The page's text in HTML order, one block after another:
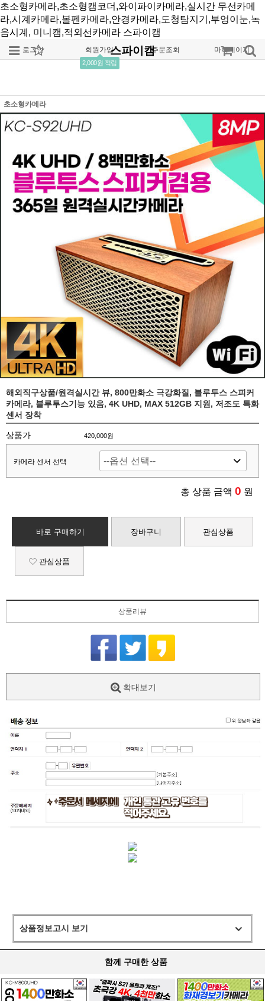
초소형카메라,초소형캠코더,와이파이카메라,실시간 무선카메
라,시계카메라,볼펜카메라,안경카메라,도청탐지기,부엉이눈,녹
음시계, 미니캠,적외선카메라 스파이캠
로그인 회원가입
2,000원 적립
주문조회 마이페이지
스파이캠
초소형카메라
해외직구상품/원격실시간 뷰, 800만화소 극강화질, 블루투스 스피커
카메라, 블루투스기능 있음, 4K UHD, MAX 512GB 지원, 저조도 특화
센서 장착
상품가 420,000원
카메라 센서 선택
총 상품 금액 0 원
바로 구매하기 장바구니 관심상품
관심상품
상품리뷰
확대보기
상품정보고시 보기
함께 구매한 상품